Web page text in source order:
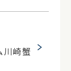
川崎蟹